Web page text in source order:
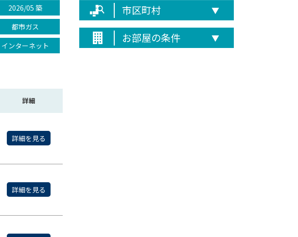
2026/05 築
都市ガス
インターネット
詳細
詳細を見る
詳細を見る
市区町村 ▼
お部屋の条件 ▼